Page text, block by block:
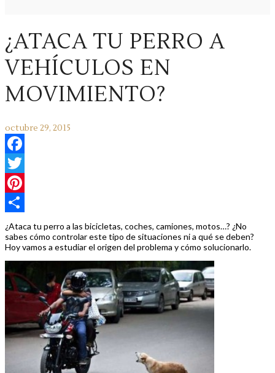
¿ATACA TU PERRO A
VEHÍCULOS EN
MOVIMIENTO?
octubre 29, 2015
Facebook
Twitter
Pinterest
Compartir
¿Ataca tu perro a las bicicletas, coches, camiones, motos…? ¿No
sabes cómo controlar este tipo de situaciones ni a qué se deben?
Hoy vamos a estudiar el origen del problema y cómo solucionarlo.